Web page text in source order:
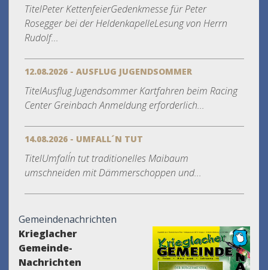
TitelPeter KettenfeierGedenkmesse für Peter
Rosegger bei der HeldenkapelleLesung von Herrn
Rudolf...
12.08.2026 - AUSFLUG JUGENDSOMMER
TitelAusflug Jugendsommer Kartfahren beim Racing
Center Greinbach Anmeldung erforderlich...
14.08.2026 - UMFALL´N TUT
TitelUmfall´n tut traditionelles Maibaum
umschneiden mit Dämmerschoppen und...
Gemeindenachrichten
Krieglacher
Gemeinde-
Nachrichten